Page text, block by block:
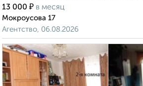
13 000 ₽ в месяц
Мокроусова 17
Агентство, 06.08.2026